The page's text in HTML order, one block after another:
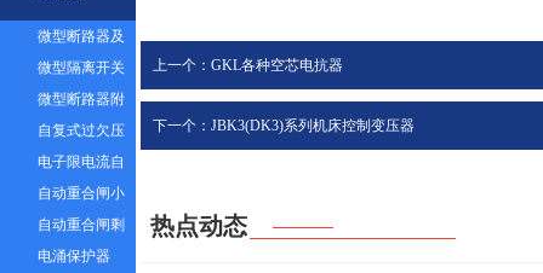
微型断路器及
漏电
微型隔离开关
微型断路器附
件
自复式过欠压
保护器
电子限电流自
动控制器
自动重合闸小
型断路器
自动重合闸剩
余电流塑壳断
电涌保护器
上一个：GKL各种空芯电抗器
下一个：JBK3(DK3)系列机床控制变压器
热点动态